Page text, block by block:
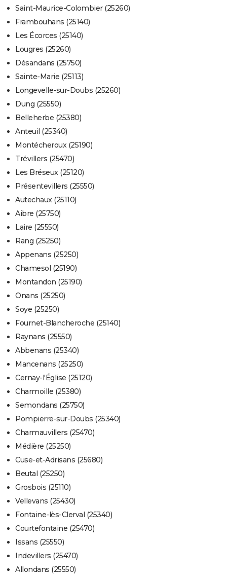
Saint-Maurice-Colombier (25260)
Frambouhans (25140)
Les Écorces (25140)
Lougres (25260)
Désandans (25750)
Sainte-Marie (25113)
Longevelle-sur-Doubs (25260)
Dung (25550)
Belleherbe (25380)
Anteuil (25340)
Montécheroux (25190)
Trévillers (25470)
Les Bréseux (25120)
Présentevillers (25550)
Autechaux (25110)
Aibre (25750)
Laire (25550)
Rang (25250)
Appenans (25250)
Chamesol (25190)
Montandon (25190)
Onans (25250)
Soye (25250)
Fournet-Blancheroche (25140)
Raynans (25550)
Abbenans (25340)
Mancenans (25250)
Cernay-l'Église (25120)
Charmoille (25380)
Semondans (25750)
Pompierre-sur-Doubs (25340)
Charmauvillers (25470)
Médière (25250)
Cuse-et-Adrisans (25680)
Beutal (25250)
Grosbois (25110)
Vellevans (25430)
Fontaine-lès-Clerval (25340)
Courtefontaine (25470)
Issans (25550)
Indevillers (25470)
Allondans (25550)